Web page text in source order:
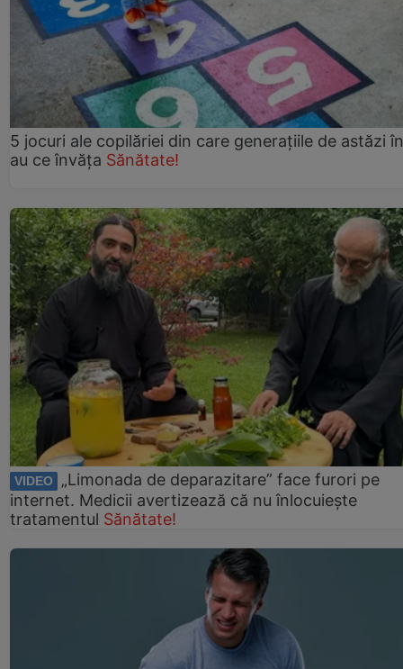
5 jocuri ale copilăriei din care generațiile de astăzi
au ce învăța Sănătate!
VIDEO
„Limonada de deparazitare” face furori pe
internet. Medicii avertizează că nu înlocuiește
tratamentul Sănătate!